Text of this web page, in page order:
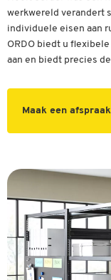
werkwereld verandert
individuele eisen aan
ORDO biedt u
aan en biedt precies
Maak een afspraak